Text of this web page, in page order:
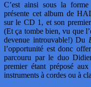
C’est ainsi sous la
présente cet album de
sur le CD 1, et son
(Et ça tombe bien, vu que
devenue introuvable!) Du
l’opportunité est donc
parcouru par le duo
premier étant préposé
instruments à cordes ou à